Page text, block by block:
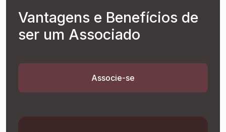
Vantagens e Benefícios de
ser um Associado
Associe-se